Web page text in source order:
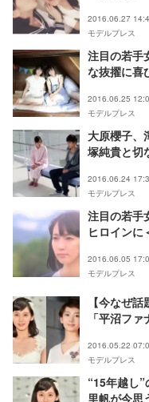
2016.06.27
モデルプレス
注目の若手
な抜擢に喜
2016.06.25
モデルプレス
大原櫻子
塚純貴と切
2016.06.24
モデルプレス
注目の若手
ヒロインに
2016.06.05
モデルプレス
【今なぜ
「平沼フ
2016.05.22
モデルプレス
“15年越し
里帆が今思